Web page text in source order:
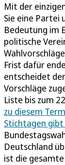
Mit der
Sie eine Partei
Bedeutung im
politische
Frist dafür
entscheidet
Vorschläge
Liste bis zum
zu diesem
Stichtagen gibt
Deutschland
ist die